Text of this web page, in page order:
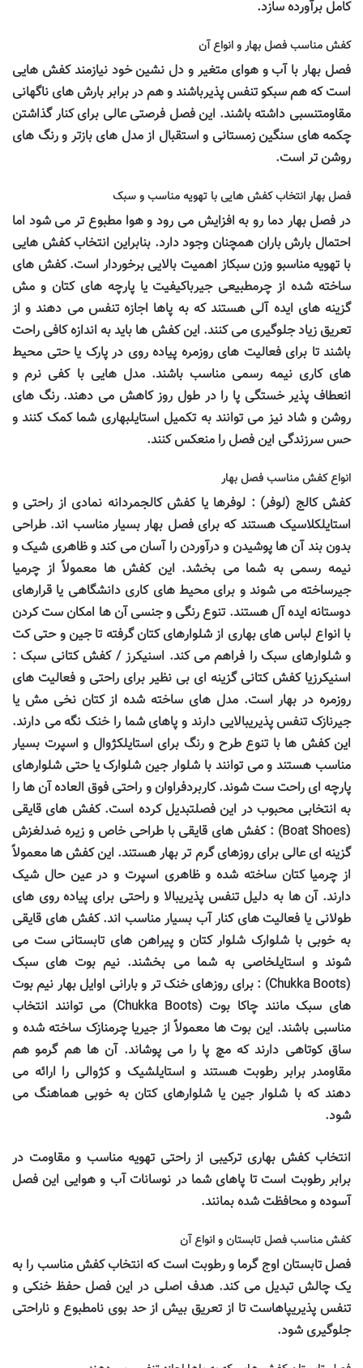
کامل برآورده سازد.
کفش مناسب فصل بهار و انواع آن
فصل بهار با آب و هوای متغیر و دل نشین خود نیازمند کفش هایی
است که هم سبکو تنفس پذیرباشند و هم در برابر بارش های ناگهانی
مقاومتنسبی داشته باشند. این فصل فرصتی عالی برای کنار گذاشتن
چکمه های سنگین زمستانی و استقبال از مدل های بازتر و رنگ های
روشن تر است.
فصل بهار انتخاب کفش هایی با تهویه مناسب و سبک
در فصل بهار دما رو به افزایش می رود و هوا مطبوع تر می شود اما
احتمال بارش باران همچنان وجود دارد. بنابراین انتخاب کفش هایی
با تهویه مناسبو وزن سبکاز اهمیت بالایی برخوردار است. کفش های
ساخته شده از چرمطبیعی جیرباکیفیت یا پارچه های کتان و مش
گزینه های ایده آلی هستند که به پاها اجازه تنفس می دهند و از
تعریق زیاد جلوگیری می کنند. این کفش ها باید به اندازه کافی راحت
باشند تا برای فعالیت های روزمره پیاده روی در پارک یا حتی محیط
های کاری نیمه رسمی مناسب باشند. مدل هایی با کفی نرم و
انعطاف پذیر خستگی پا را در طول روز کاهش می دهند. رنگ های
روشن و شاد نیز می توانند به تکمیل استایلبهاری شما کمک کنند و
حس سرزندگی این فصل را منعکس کنند.
انواع کفش مناسب فصل بهار
کفش کالج (لوفر) : لوفرها یا کفش کالجمردانه نمادی از راحتی و
استایلکلاسیک هستند که برای فصل بهار بسیار مناسب اند. طراحی
بدون بند آن ها پوشیدن و درآوردن را آسان می کند و ظاهری شیک و
نیمه رسمی به شما می بخشد. این کفش ها معمولاً از چرمیا
جیرساخته می شوند و برای محیط های کاری دانشگاهی یا قرارهای
دوستانه ایده آل هستند. تنوع رنگی و جنسی آن ها امکان ست کردن
با انواع لباس های بهاری از شلوارهای کتان گرفته تا جین و حتی کت
و شلوارهای سبک را فراهم می کند. اسنیکرز / کفش کتانی سبک :
اسنیکرزیا کفش کتانی گزینه ای بی نظیر برای راحتی و فعالیت های
روزمره در بهار است. مدل های ساخته شده از کتان نخی مش یا
جیرنازک تنفس پذیریبالایی دارند و پاهای شما را خنک نگه می دارند.
این کفش ها با تنوع طرح و رنگ برای استایلکژوال و اسپرت بسیار
مناسب هستند و می توانند با شلوار جین شلوارک یا حتی شلوارهای
پارچه ای راحت ست شوند. کاربردفراوان و راحتی فوق العاده آن ها را
به انتخابی محبوب در این فصلتبدیل کرده است. کفش های قایقی
(
Boat Shoes) : کفش های قایقی با طراحی خاص و زیره ضدلغزش
گزینه ای عالی برای روزهای گرم تر بهار هستند. این کفش ها معمولاً
از چرمیا کتان ساخته شده و ظاهری اسپرت و در عین حال شیک
دارند. آن ها به دلیل تنفس پذیریبالا و راحتی برای پیاده روی های
طولانی یا فعالیت های کنار آب بسیار مناسب اند. کفش های قایقی
به خوبی با شلوارک شلوار کتان و پیراهن های تابستانی ست می
شوند و استایلخاصی به شما می بخشند. نیم بوت های سبک
(
Chukka Boots) : برای روزهای خنک تر و بارانی اوایل بهار نیم بوت
های سبک مانند چاکا بوت (Chukka Boots) می توانند انتخاب
مناسبی باشند. این بوت ها معمولاً از جیریا چرمنازک ساخته شده و
ساق کوتاهی دارند که مچ پا را می پوشاند. آن ها هم گرمو هم
مقاومدر برابر رطوبت هستند و استایلشیک و کژوالی را ارائه می
دهند که با شلوار جین یا شلوارهای کتان به خوبی هماهنگ می
شود.
انتخاب کفش بهاری ترکیبی از راحتی تهویه مناسب و مقاومت در
برابر رطوبت است تا پاهای شما در نوسانات آب و هوایی این فصل
آسوده و محافظت شده بمانند.
کفش مناسب فصل تابستان و انواع آن
فصل تابستان اوج گرما و رطوبت است که انتخاب کفش مناسب را به
یک چالش تبدیل می کند. هدف اصلی در این فصل حفظ خنکی و
تنفس پذیریپاهاست تا از تعریق بیش از حد بوی نامطبوع و ناراحتی
جلوگیری شود.